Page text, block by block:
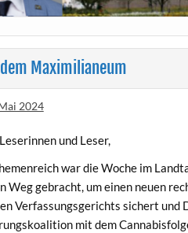
Maximilianeum
2024
und Leser,
war die Woche im
Weg gebracht, um einen neuen
Ver­fas­sungs­gerichts sichert und
mit dem